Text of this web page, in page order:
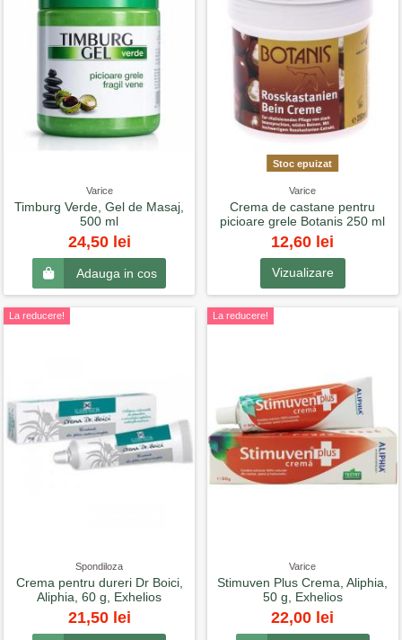
Varice
Timburg Verde, Gel de Masaj,
500 ml
24,50 lei
Adauga in cos
Stoc epuizat
Varice
Crema de castane pentru
picioare grele Botanis 250 ml
12,60 lei
Vizualizare
La reducere!
Spondiloza
Crema pentru dureri Dr Boici,
Aliphia, 60 g, Exhelios
21,50 lei
La reducere!
Varice
Stimuven Plus Crema, Aliphia,
50 g, Exhelios
22,00 lei